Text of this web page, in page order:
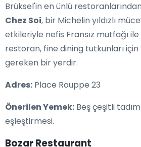
Brüksel'in en ünlü
Chez Soi, bir Michelin yıldızlı
etkileriyle nefis Fransız mutfağı
restoran, fine dining tutkunları
gereken bir yerdir.
Adres: Place Rouppe 23
Önerilen Yemek: Beş çeşitli
eşleştirmesi.
Bozar Restaurant